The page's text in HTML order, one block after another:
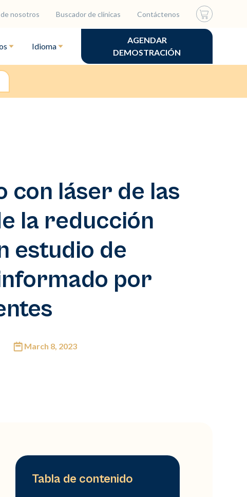
nosotros Buscador de clínicas Contáctenos
Idioma
AGENDAR
DEMOSTRACIÓN
con láser de las
la reducción
estudio de
por
March 8, 2023
Tabla de contenido